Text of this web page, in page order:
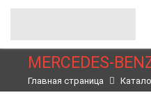
MERСEDES-
Главная страница